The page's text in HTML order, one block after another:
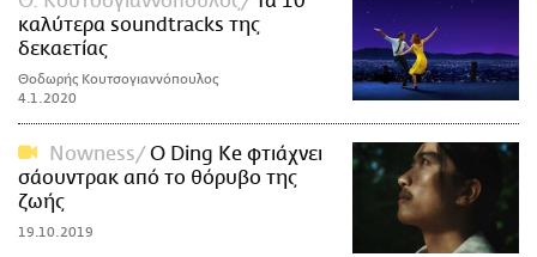
καλύτερα soundtracks της
δεκαετίας
Θοδωρής Κουτσογιαννόπουλος
4.1.2020
Nowness
Ο Ding Ke φτιάχνει
σάουντρακ από το θόρυβο της
ζωής
19.10.2019